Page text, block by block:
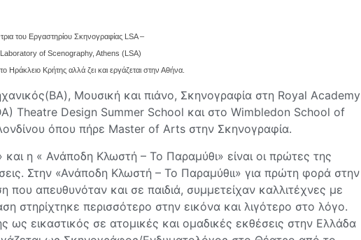
του Εργαστηρίου Σκηνογραφίας LSA –
of Scenography, Athens (LSA)
Κρήτης αλλά ζει και εργάζεται στην Αθήνα.
Μουσική και πιάνο, Σκηνογραφία στη Royal Academy
Theatre Design Summer School και στο Wimbledon School of
όπου πήρε Master of Arts στην Σκηνογραφία.
η « Ανάποδη Κλωστή – Το Παραμύθι» είναι οι πρώτες της
Στην «Ανάποδη Κλωστή – Το Παραμύθιι» για πρώτη φορά στην
που απευθυνόταν και σε παιδιά, συμμετείχαν καλλιτέχνες με
στηρίχτηκε περισσότερο στην εικόνα και λιγότερο στο λόγο.
ως εικαστικός σε ατομικές και ομαδικές εκθέσεις στην Ελλάδα